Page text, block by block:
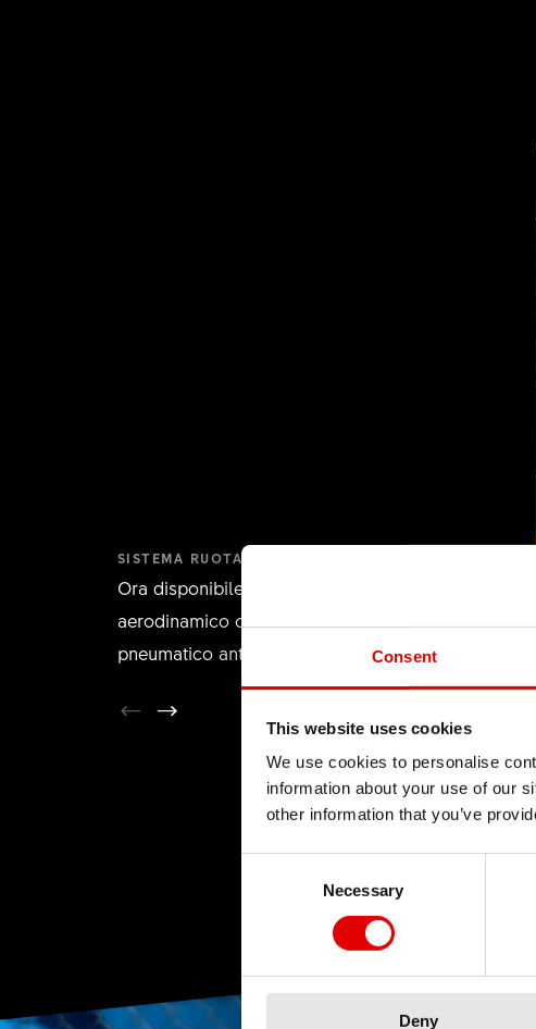
Consent
This website uses cookies
We use cookies to personalise
information about your use of our
other information that you’ve
Necessary
Deny
SISTEMA RUOTA-PNEUMATICO COMPLETO (WTS)
Ora disponibile come sistema di ruote
aerodinamico completo (WTS) con nuovo
pneumatico anteriore AERO 111.